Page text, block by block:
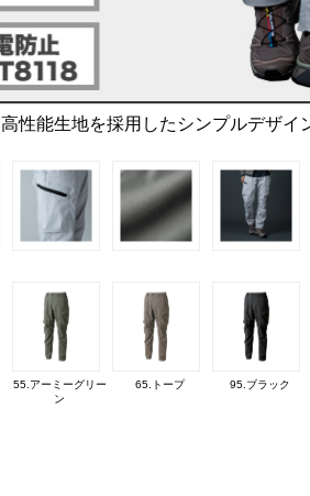
高性能生地を採用したシンプルデザイ
55.アーミーグリー
ン
65.トープ 95.ブラック